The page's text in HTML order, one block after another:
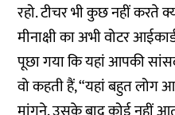
रहो. टीचर भी कुछ नहीं करते
मीनाक्षी का अभी वोटर
पूछा गया कि यहां आपकी
वो कहती हैं, “यहां बहुत लोग